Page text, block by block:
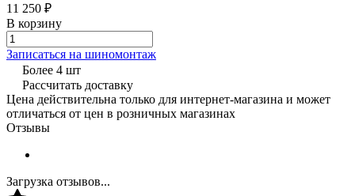
11 250 ₽
В корзину
Записаться на шиномонтаж
Более 4 шт
Рассчитать доставку
Цена действительна только для интернет-магазина и может
отличаться от цен в розничных магазинах
Отзывы
Загрузка отзывов...